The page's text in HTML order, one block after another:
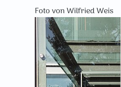
Foto von Wilfried Weis